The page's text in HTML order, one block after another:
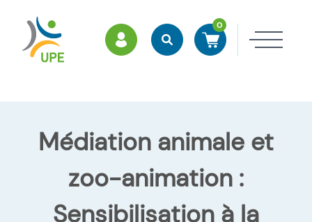
ESPACE MEMBRES
RechercherAccéder à mon panier
0
Médiation animale et
zoo-animation :
Sensibilisation à la